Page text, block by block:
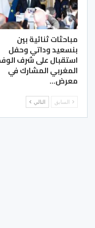
مباحثات ثنائية بين
بنسعيد وداتي وحفل
استقبال على شرف
المغربي المشارك في
معرض…
السابق التالي